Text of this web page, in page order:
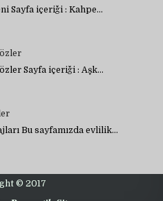
Sayfa içeriği : Kahpe…
Sayfa içeriği : Aşk…
Bu sayfamızda evlilik…
© 2017